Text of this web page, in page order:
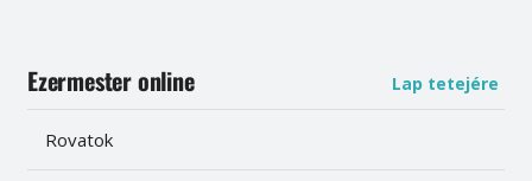
Ezermester online Lap tetejére
Rovatok